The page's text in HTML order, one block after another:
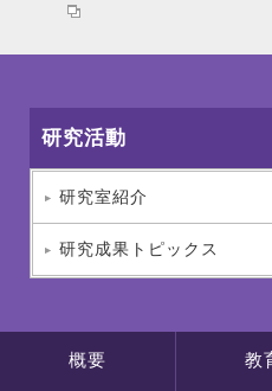
研究活動
研究室紹介
研究成果トピックス
概要 教